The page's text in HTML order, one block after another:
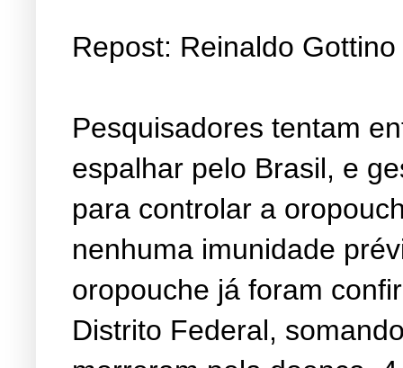
Repost: Reinaldo Gottino
Pesquisadores tentam
espalhar pelo Brasil, e
para controlar a
nenhuma imunidade
oropouche já foram
Distrito Federal,